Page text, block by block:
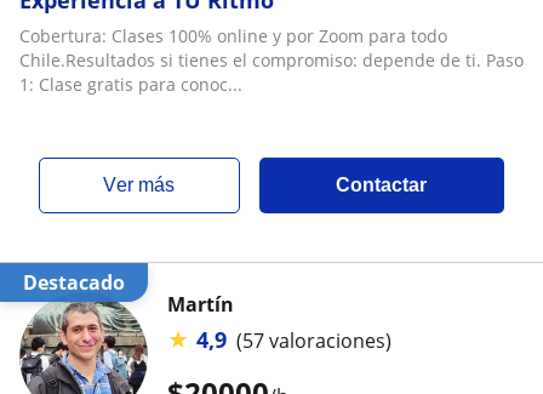
Cobertura: Clases 100% online y por Zoom para todo
Chile.Resultados si tienes el compromiso: depende de ti. Paso
1: Clase gratis para conoc...
ver más Contactar
Destacado
Martín
★ 4,9 (57 valoraciones)